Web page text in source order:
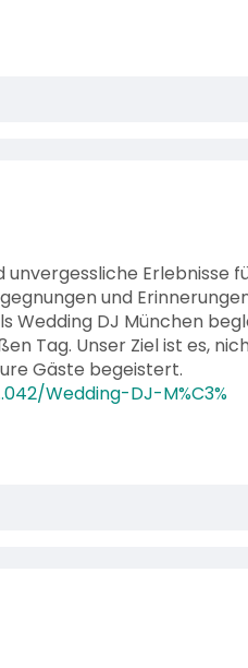
unvergessliche Erlebnisse
und
Wedding DJ München
Tag. Unser Ziel ist es,
Gäste begeistert.
Wedding-DJ-M%C3%